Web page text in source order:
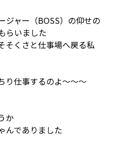
ジャー（BOSS）の仰せの
らいました
そくさと仕事場へ戻る私
り仕事するのよ～～～
か
んでありました